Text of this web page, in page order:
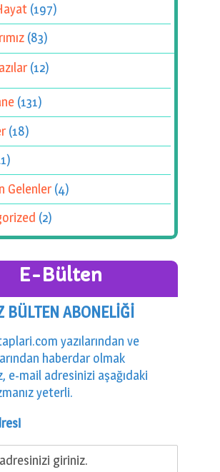
(197)
(83)
(12)
(131)
(18)
Gelenler(4)
(2)
E-Bülten
BÜLTEN ABONELİĞİ
yazılarından ve
haberdar olmak
e-mail adresinizi aşağıdaki
yeterli.